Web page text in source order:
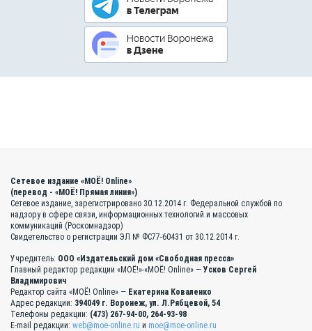
Сетевое издание «МОЁ! Online»
(перевод - «МОЁ! Прямая линия»)
Сетевое издание, зарегистрировано 30.12.2014 г. Федеральной службой по
надзору в сфере связи, информационных технологий и массовых
коммуникаций (Роскомнадзор)
Свидетельство о регистрации ЭЛ № ФС77-60431 от 30.12.2014 г.
Учредитель: ООО «Издательский дом «Свободная пресса»
Главный редактор редакции «МОЁ!»-«МОЁ! Online» — Усков Сергей
Владимирович
Редактор сайта «МОЁ! Online» — Екатерина Коваленко
Адрес редакции: 394049 г. Воронеж, ул. Л.Рябцевой, 54
Телефоны редакции: (473) 267-94-00, 264-93-98
E-mail редакции: web@moe-online.ru и moe@moe-online.ru